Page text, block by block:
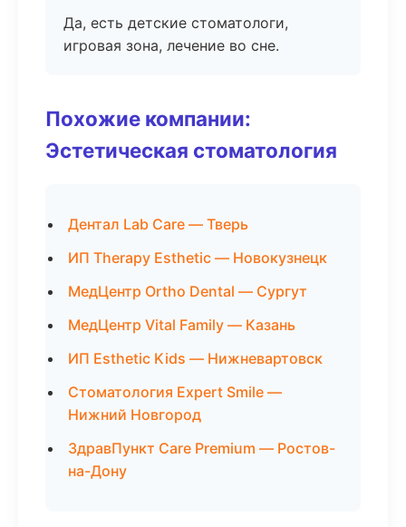
Да, есть детские стоматологи,
игровая зона, лечение во сне.
Похожие компании:
Эстетическая стоматология
Дентал Lab Care — Тверь
ИП Therapy Esthetic — Новокузнецк
МедЦентр Ortho Dental — Сургут
МедЦентр Vital Family — Казань
ИП Esthetic Kids — Нижневартовск
Стоматология Expert Smile —
Нижний Новгород
ЗдравПункт Care Premium — Ростов-
на-Дону